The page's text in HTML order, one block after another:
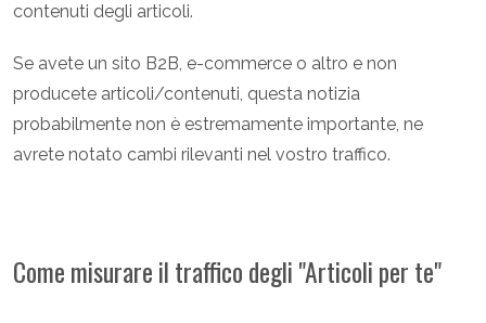
contenuti degli articoli.
Se avete un sito B2B, e-commerce o altro e non
producete articoli/contenuti, questa notizia
probabilmente non è estremamente importante, ne
avrete notato cambi rilevanti nel vostro traffico.
Come misurare il traffico degli "Articoli per te"